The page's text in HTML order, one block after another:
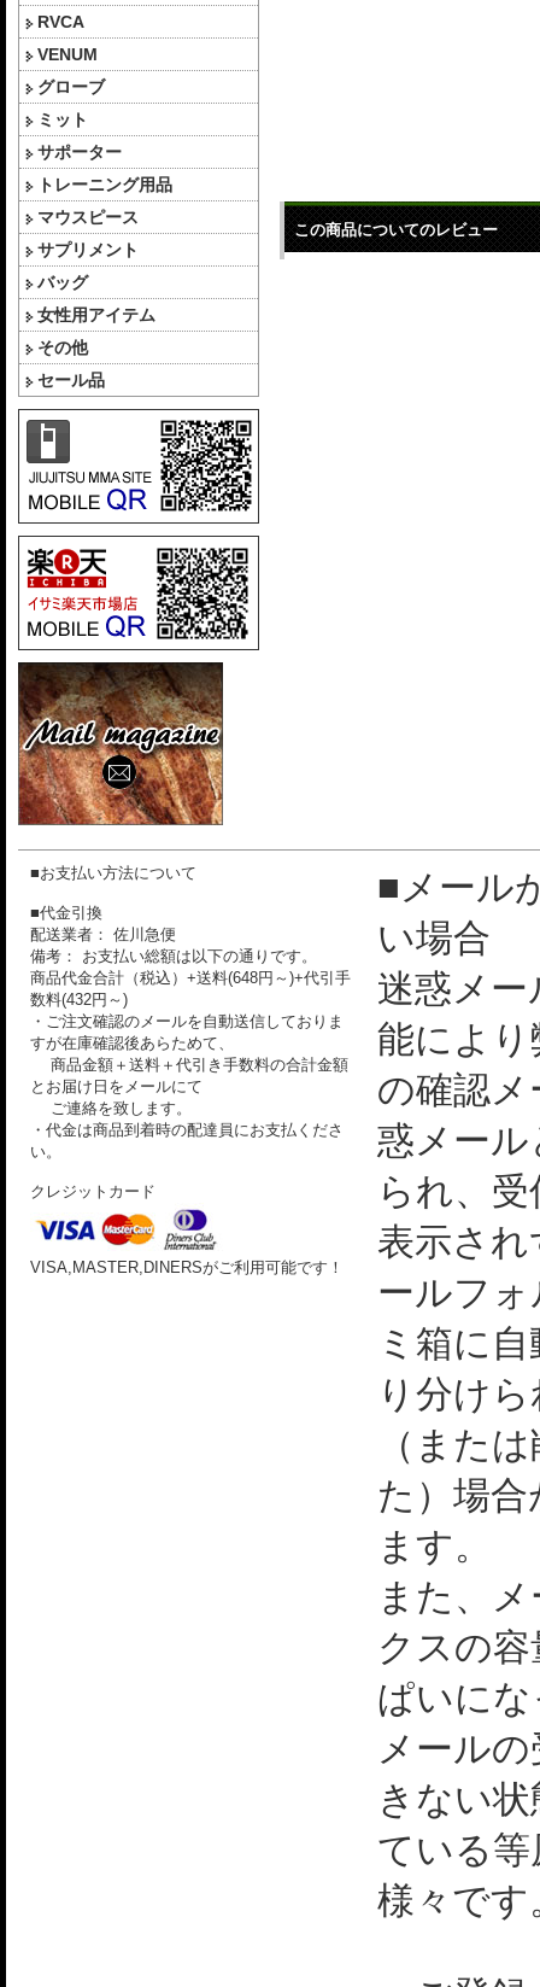
RVCA
VENUM
グローブ
ミット
サポーター
トレーニング用品
マウスピース
サプリメント
バッグ
女性用アイテム
その他
セール品
この商品についてのレビュー
■お支払い方法について
■代金引換
配送業者： 佐川急便
備考： お支払い総額は以下の通りです。
商品代金合計（税込）+送料(648円～)+代引手
数料(432円～)
・ご注文確認のメールを自動送信しておりま
すが在庫確認後あらためて、
商品金額＋送料＋代引き手数料の合計金額
とお届け日をメールにて
ご連絡を致します。
・代金は商品到着時の配達員にお支払くださ
い。
クレジットカード
VISA,MASTER,DINERSがご利用可能です！
■メール
い場合
迷惑メー
能によ
の確認
惑メー
られ、
表示さ
ールフ
ミ箱に
り分け
（また
た）場
ます。
また、
クスの
ぱいに
メール
きない
ている
様々です